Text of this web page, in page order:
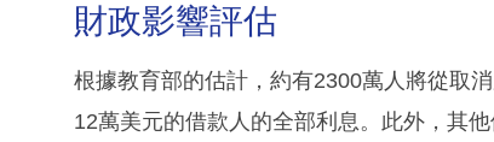
財政影響評估
根據教育部的估計，約有2300萬人將從取
12萬美元的借款人的全部利息。此外，其